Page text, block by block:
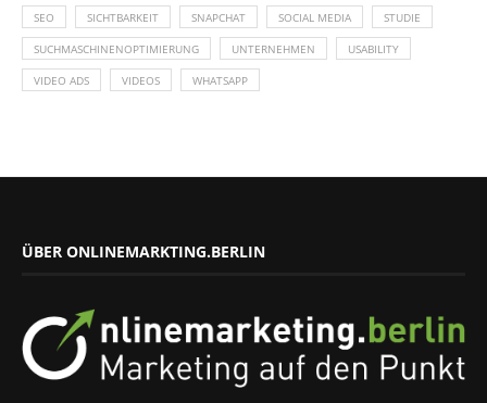
SEO SICHTBARKEIT SNAPCHAT SOCIAL MEDIA STUDIE
SUCHMASCHINENOPTIMIERUNG UNTERNEHMEN USABILITY
VIDEO ADS VIDEOS WHATSAPP
ÜBER ONLINEMARKTING.BERLIN